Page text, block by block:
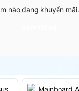
nào đang khuyến mãi.